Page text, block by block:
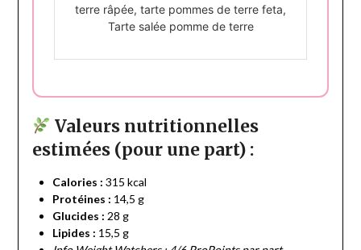
terre râpée, tarte pommes de terre feta,
Tarte salée pomme de terre
Valeurs nutritionnelles
estimées (pour une part) :
Calories : 315 kcal
Protéines : 14,5 g
Glucides : 28 g
Lipides : 15,5 g